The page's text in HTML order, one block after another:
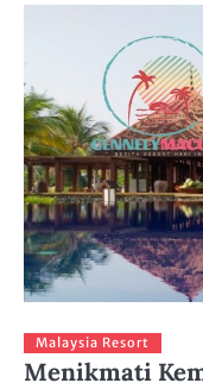
Malaysia Resort
Menikmati